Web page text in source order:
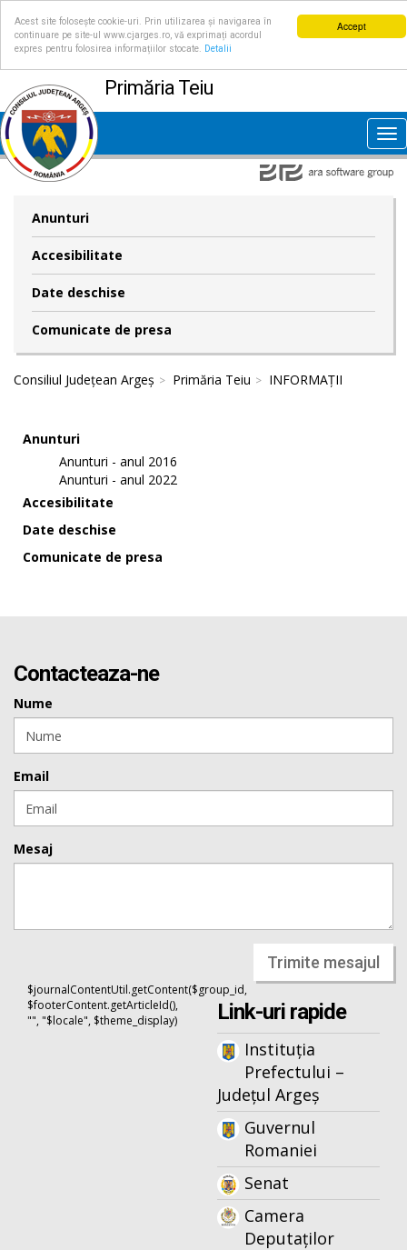
Accept
Acest site folosește cookie-uri. Prin utilizarea și navigarea în
continuare pe site-ul www.cjarges.ro, vă exprimați acordul
expres pentru folosirea informațiilor stocate.
Detalii
Primăria Teiu
Anunturi
Accesibilitate
Date deschise
Comunicate de presa
Consiliul Județean Argeș Primăria Teiu INFORMAȚII
Anunturi
Anunturi - anul 2016
Anunturi - anul 2022
Accesibilitate
Date deschise
Comunicate de presa
Contacteaza-ne
Nume
Email
Mesaj
Trimite mesajul
$journalContentUtil.getContent($group_id,
$footerContent.getArticleId(),
"", "$locale", $theme_display)
Link-uri rapide
Instituția
Prefectului –
Județul Argeș
Guvernul
Romaniei
Senat
Camera
Deputaților